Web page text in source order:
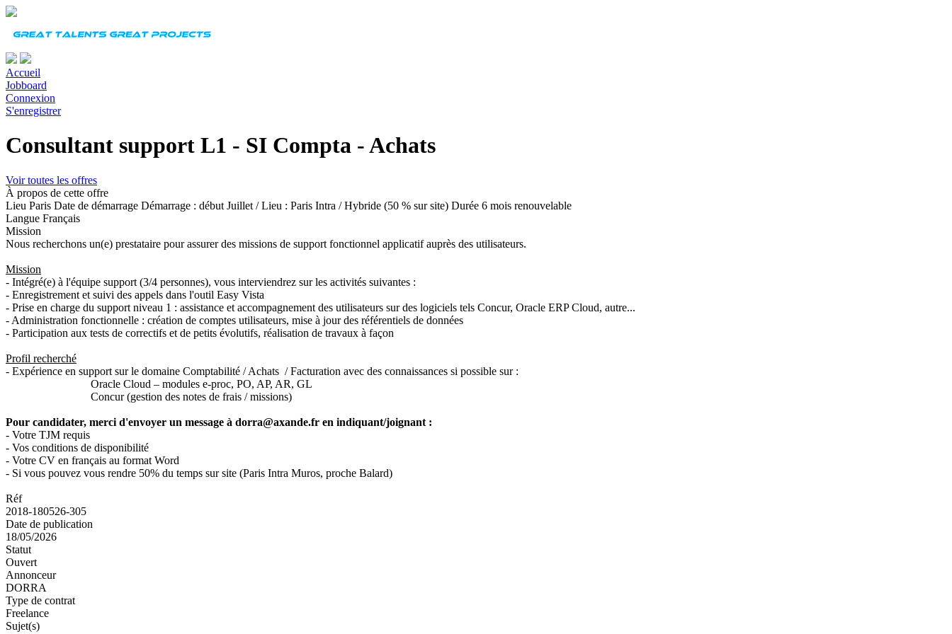
Accueil
Jobboard
Connexion
S'enregistrer
Consultant support L1 - SI Compta - Achats
Voir toutes les offres
À propos de cette offre
Lieu Paris Date de démarrage Démarrage : début Juillet / Lieu : Paris Intra / Hybride (50 % sur site) Durée 6 mois renouvelable
Langue Français
Mission
Nous recherchons un(e) prestataire pour assurer des missions de support fonctionnel applicatif auprès des utilisateurs.
Mission
- Intégré(e) à l'équipe support (3/4 personnes), vous interviendrez sur les activités suivantes :
- Enregistrement et suivi des appels dans l'outil Easy Vista
- Prise en charge du support niveau 1 : assistance et accompagnement des utilisateurs sur des logiciels tels Concur, Oracle ERP Cloud, autre...
- Administration fonctionnelle : création de comptes utilisateurs, mise à jour des référentiels de données
- Participation aux tests de correctifs et de petits évolutifs, réalisation de travaux à façon
Profil recherché
- Expérience en support sur le domaine Comptabilité / Achats / Facturation avec des connaissances si possible sur :
Oracle Cloud – modules e-proc, PO, AP, AR, GL
Concur (gestion des notes de frais / missions)
Pour candidater, merci d'envoyer un message à dorra@axande.fr en indiquant/joignant :
- Votre TJM requis
- Vos conditions de disponibilité
- Votre CV en français au format Word
- Si vous pouvez vous rendre 50% du temps sur site (Paris Intra Muros, proche Balard)
Réf
2018-180526-305
Date de publication
18/05/2026
Statut
Ouvert
Annonceur
DORRA
Type de contrat
Freelance
Sujet(s)